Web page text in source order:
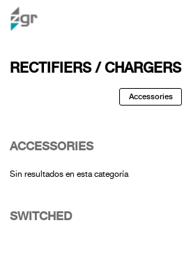
RECTIFIERS / CHARGERS
Accessories
ACCESSORIES
Sin resultados en esta categoría
SWITCHED